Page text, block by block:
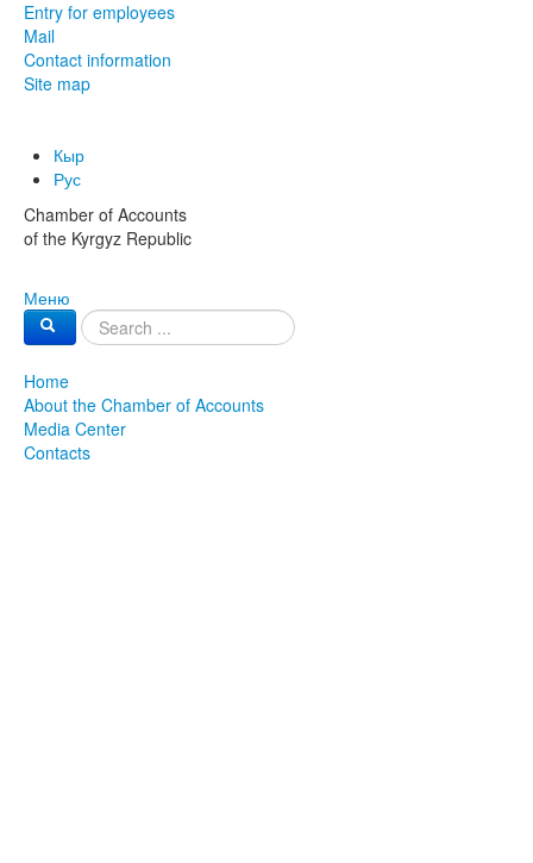
Entry for employees
Mail
Contact information
Site map
Кыр
Рус
Chamber of Accounts
of the Kyrgyz Republic
Меню
Home
About the Chamber of Accounts
Media Center
Contacts